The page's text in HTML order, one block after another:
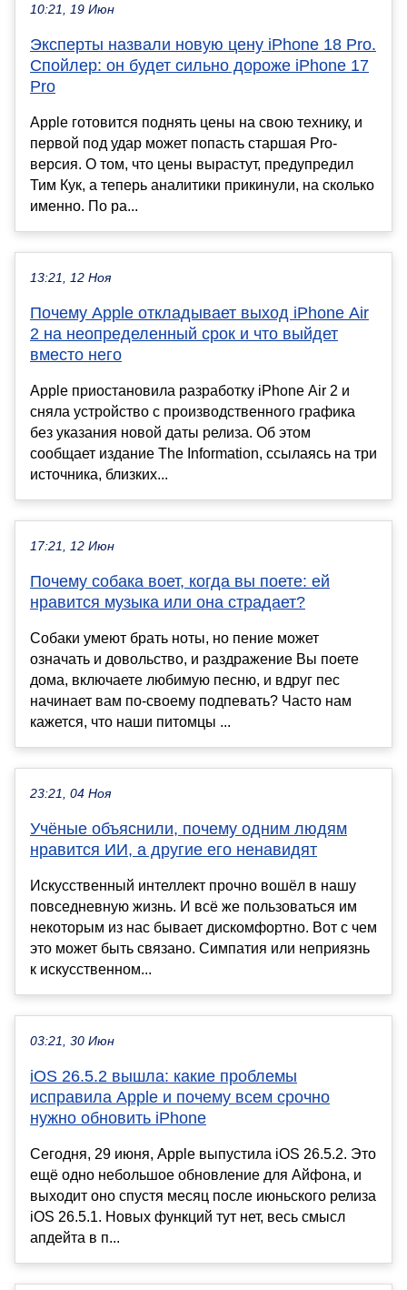
10:21, 19 Июн
Эксперты назвали новую цену iPhone 18 Pro.
Спойлер: он будет сильно дороже iPhone 17
Pro
Apple готовится поднять цены на свою технику, и
первой под удар может попасть старшая Pro-
версия. О том, что цены вырастут, предупредил
Тим Кук, а теперь аналитики прикинули, на сколько
именно. По ра...
13:21, 12 Ноя
Почему Apple откладывает выход iPhone Air
2 на неопределенный срок и что выйдет
вместо него
Apple приостановила разработку iPhone Air 2 и
сняла устройство с производственного графика
без указания новой даты релиза. Об этом
сообщает издание The Information, ссылаясь на три
источника, близких...
17:21, 12 Июн
Почему собака воет, когда вы поете: ей
нравится музыка или она страдает?
Собаки умеют брать ноты, но пение может
означать и довольство, и раздражение Вы поете
дома, включаете любимую песню, и вдруг пес
начинает вам по-своему подпевать? Часто нам
кажется, что наши питомцы ...
23:21, 04 Ноя
Учёные объяснили, почему одним людям
нравится ИИ, а другие его ненавидят
Искусственный интеллект прочно вошёл в нашу
повседневную жизнь. И всё же пользоваться им
некоторым из нас бывает дискомфортно. Вот с чем
это может быть связано. Симпатия или неприязнь
к искусственном...
03:21, 30 Июн
iOS 26.5.2 вышла: какие проблемы
исправила Apple и почему всем срочно
нужно обновить iPhone
Сегодня, 29 июня, Apple выпустила iOS 26.5.2. Это
ещё одно небольшое обновление для Айфона, и
выходит оно спустя месяц после июньского релиза
iOS 26.5.1. Новых функций тут нет, весь смысл
апдейта в п...